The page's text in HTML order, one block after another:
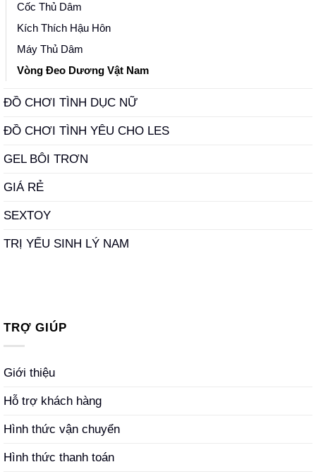
Cốc Thủ Dâm
Kích Thích Hậu Hôn
Máy Thủ Dâm
Vòng Đeo Dương Vật Nam
ĐỒ CHƠI TÌNH DỤC NỮ
ĐỒ CHƠI TÌNH YÊU CHO LES
GEL BÔI TRƠN
GIÁ RẺ
SEXTOY
TRỊ YẾU SINH LÝ NAM
TRỢ GIÚP
Giới thiệu
Hỗ trợ khách hàng
Hình thức vận chuyển
Hình thức thanh toán